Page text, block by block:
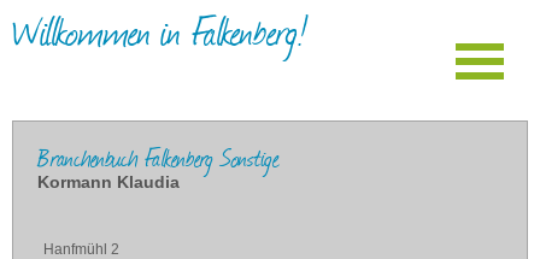
Willkommen in Falkenberg!
Branchenbuch Falkenberg Sonstige
Kormann Klaudia
Hanfmühl 2